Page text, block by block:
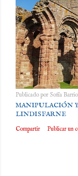
Publicado por Sofía
MANIPULACIÓN
LINDISFARNE
Compartir Publicar un